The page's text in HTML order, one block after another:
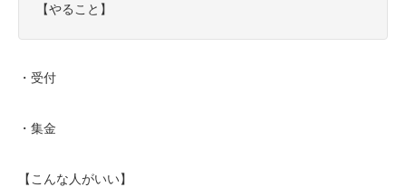
【やること】
・受付
・集金
【こんな人がいい】